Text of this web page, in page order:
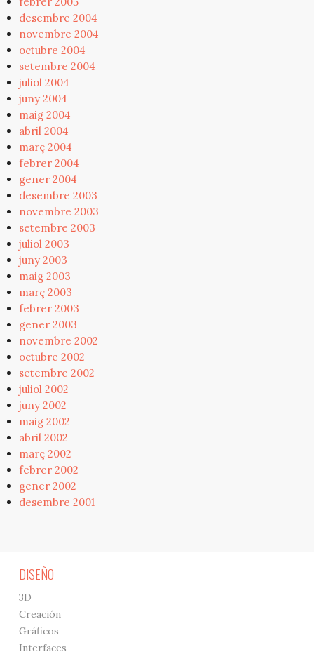
desembre 2004
novembre 2004
octubre 2004
setembre 2004
juliol 2004
juny 2004
maig 2004
abril 2004
març 2004
febrer 2004
gener 2004
desembre 2003
novembre 2003
setembre 2003
juliol 2003
juny 2003
maig 2003
març 2003
febrer 2003
gener 2003
novembre 2002
octubre 2002
setembre 2002
juliol 2002
juny 2002
maig 2002
abril 2002
març 2002
febrer 2002
gener 2002
desembre 2001
DISEÑO
3D
Creación
Gráficos
Interfaces